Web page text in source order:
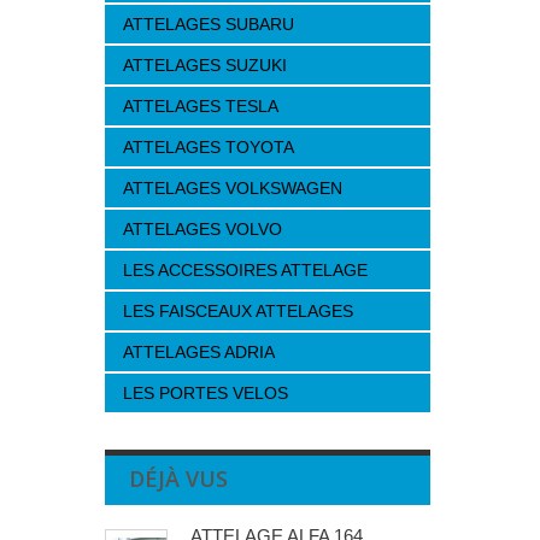
ATTELAGES SUBARU
ATTELAGES SUZUKI
ATTELAGES TESLA
ATTELAGES TOYOTA
ATTELAGES VOLKSWAGEN
ATTELAGES VOLVO
LES ACCESSOIRES ATTELAGE
LES FAISCEAUX ATTELAGES
ATTELAGES ADRIA
LES PORTES VELOS
DÉJÀ VUS
ATTELAGE ALFA 164...